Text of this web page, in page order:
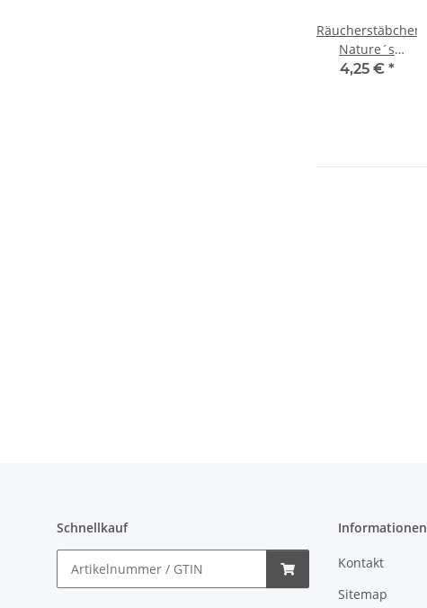
Räucherstäbchen
Nature´s
Garden, 20 Stk.
4,25 € *
Schnellkauf Informationen
Kontakt
Sitemap